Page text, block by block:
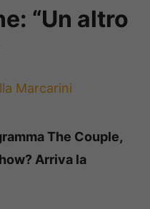
“Un altro
Marcarini
The Couple,
Arriva la